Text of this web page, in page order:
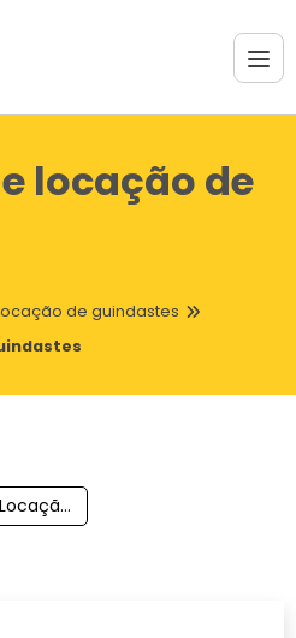
locação de
de guindastes
Locação De Guindaste Sp